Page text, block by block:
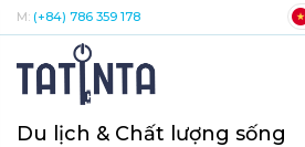
M: (+84) 786 359 178
Du lịch & Chất lượng sống